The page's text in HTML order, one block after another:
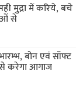
मुद्रा में करिये, बचे
से
बोन एवं सॉफ्ट
करेगा आगाज